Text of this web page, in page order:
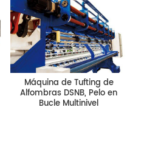
Máquina de Tufting de
Alfombras DSNB, Pelo en
Bucle Multinivel